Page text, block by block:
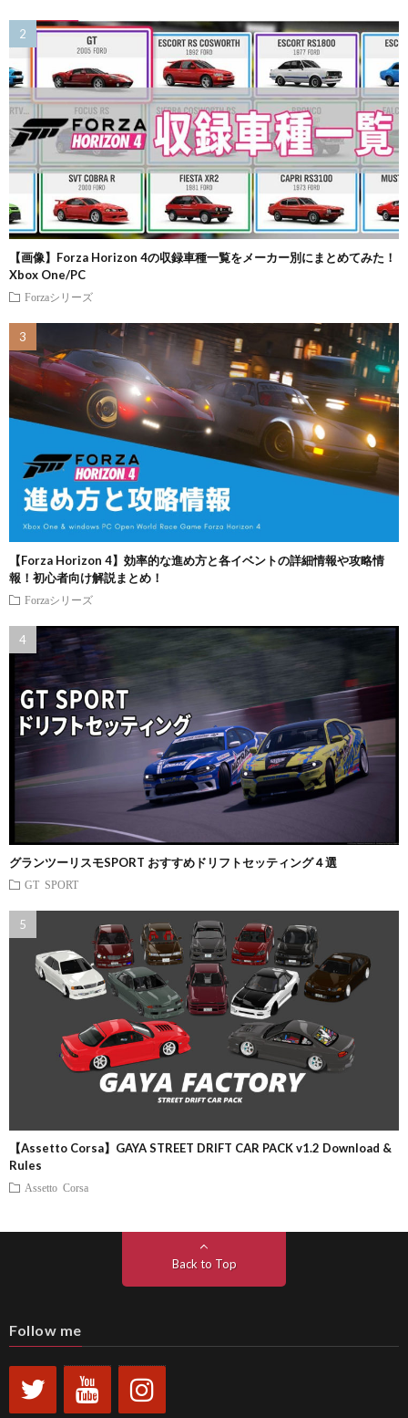
【画像】Forza Horizon 4の収録車種一覧をメーカー別にまとめてみた！
Xbox One/PC
Forzaシリーズ
【Forza Horizon 4】効率的な進め方と各イベントの詳細情報や攻略情
報！初心者向け解説まとめ！
Forzaシリーズ
グランツーリスモSPORT おすすめドリフトセッティング４選
GT SPORT
【Assetto Corsa】GAYA STREET DRIFT CAR PACK v1.2 Download &
Rules
Assetto Corsa
Back to Top
Follow me